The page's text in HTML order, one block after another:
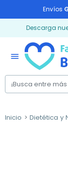
Envíos
Descarga
menu
Inicio Dietética y